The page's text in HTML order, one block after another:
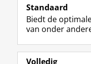
Studiekiezers
Alumni
Standaard
Biedt de
van onder
Volledig